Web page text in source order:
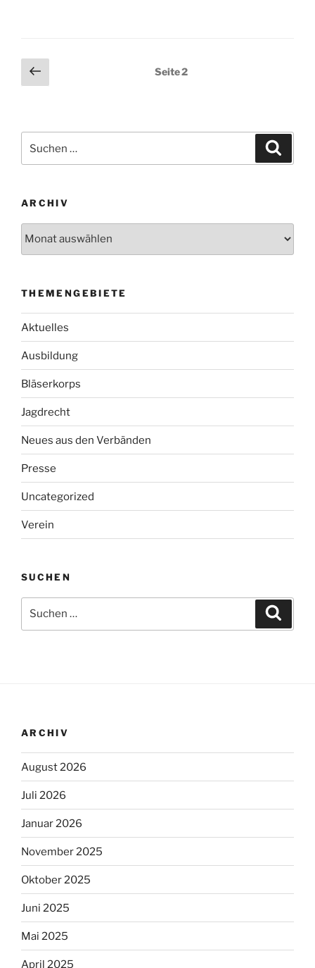
Seitennummerierung
der
Vorherige
Seite
Seite2
nach:
ARCHIV
THEMENGEBIETE
Aktuelles
Ausbildung
Bläserkorps
Jagdrecht
Neues aus den Verbänden
Presse
Uncategorized
Verein
SUCHEN
nach:
ARCHIV
August 2026
Juli 2026
Januar 2026
November 2025
Oktober 2025
Juni 2025
Mai 2025
April 2025